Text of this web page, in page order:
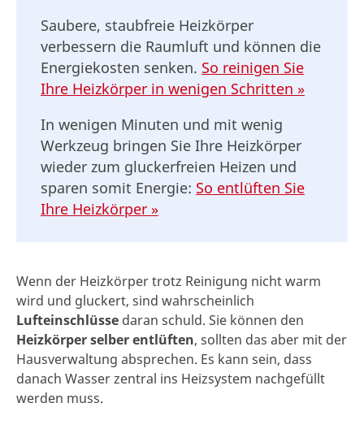
Saubere, staubfreie Heizkörper
verbessern die Raumluft und können die
Energiekosten senken. So reinigen Sie
Ihre Heizkörper in wenigen Schritten »
In wenigen Minuten und mit wenig
Werkzeug bringen Sie Ihre Heizkörper
wieder zum gluckerfreien Heizen und
sparen somit Energie: So entlüften Sie
Ihre Heizkörper »
Wenn der Heizkörper trotz Reinigung nicht warm
wird und gluckert, sind wahrscheinlich
Lufteinschlüsse daran schuld. Sie können den
Heizkörper selberentlüften, sollten das aber mit der
Hausverwaltung absprechen. Es kann sein, dass
danach Wasser zentral ins Heizsystem nachgefüllt
werden muss.